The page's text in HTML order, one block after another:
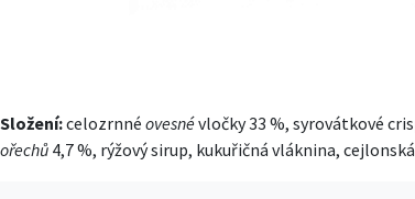
Složení:celozrnné ovesnévločky 33 %, syrovátkové
ořechů 4,7 %, rýžový sirup, kukuřičná vláknina,